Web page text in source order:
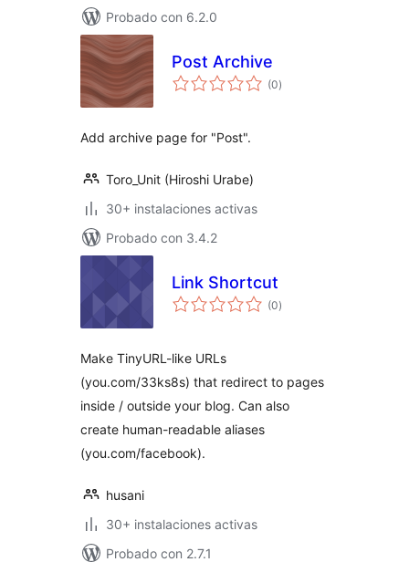
Probado con 6.2.0
Post Archive
(0total
de
)
Add archive page for "Post".
Toro_Unit (Hiroshi Urabe)
30+ instalaciones activas
Probado con 3.4.2
Link Shortcut
(0total
de
)
Make TinyURL-like URLs
(you.com/33ks8s) that redirect to pages
inside / outside your blog. Can also
create human-readable aliases
(you.com/facebook).
husani
30+ instalaciones activas
Probado con 2.7.1